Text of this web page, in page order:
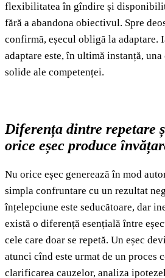
flexibilitatea în gîndire și
fără a abandona obiectivul. Spre
confirmă, eșecul obligă la adaptare.
adaptare este, în ultimă instanță,
solide ale competenței.
Diferența dintre repetare
orice eșec produce
Nu orice eșec generează în mod
simpla confruntare cu un rezultat
înțelepciune este seducătoare, dar
există o diferență esențială între
cele care doar se repetă. Un eșec
atunci cînd este urmat de un proces
clarificarea cauzelor, analiza